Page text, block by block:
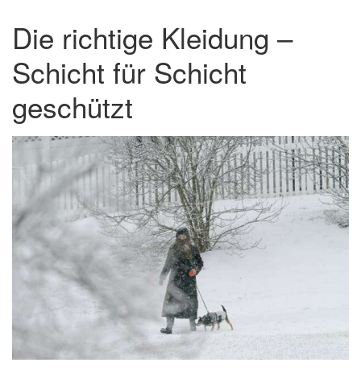
Die richtige Kleidung –
Schicht für Schicht
geschützt